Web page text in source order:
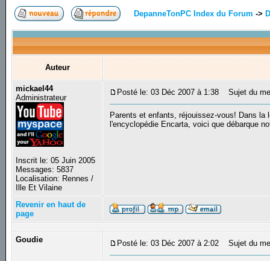
DepanneTonPC Index du Forum ->
Auteur
mickael44
Administrateur
Inscrit le: 05 Juin 2005
Messages: 5837
Localisation: Rennes /
Ille Et Vilaine
Posté le: 03 Déc 2007 à 1:38 Sujet du
Parents et enfants, réjouissez-vous! Dans la
l'encyclopédie Encarta, voici que débarque
Revenir en haut de
page
Goudie Posté le: 03 Déc 2007 à 2:02 Sujet du